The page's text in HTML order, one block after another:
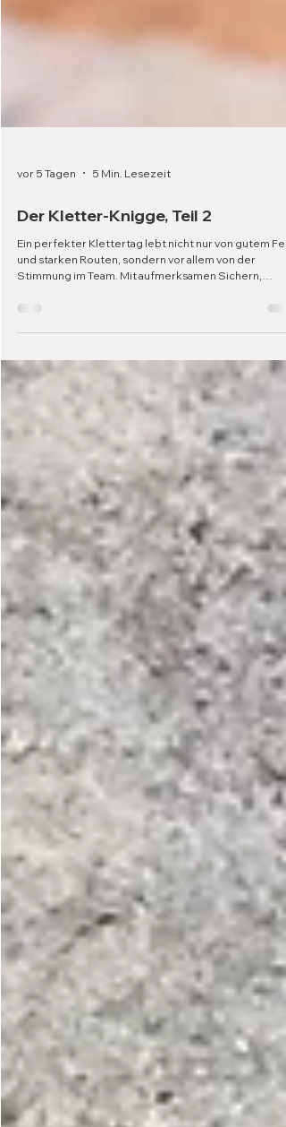
vor 5 Tagen 5 Min. Lesezeit
Der Kletter-Knigge, Teil 2
Ein perfekter Klettertag lebt nicht nur von gutem Fels
Stimmung im Team. Mit aufmerksamen Sichern,
ehrlicher Motivation, Geduld und Respekt stärken
alle Verantwortung für das gemeinsame Erlebnis
übernehmen.